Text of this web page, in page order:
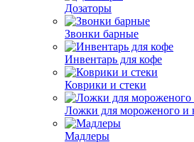
Дозаторы
Звонки барные
Инвентарь для кофе
Коврики и стеки
Ложки для мороженого и
Мадлеры